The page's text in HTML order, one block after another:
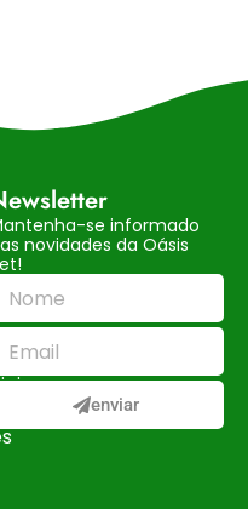
se informado
novidades da Oásis
enviar